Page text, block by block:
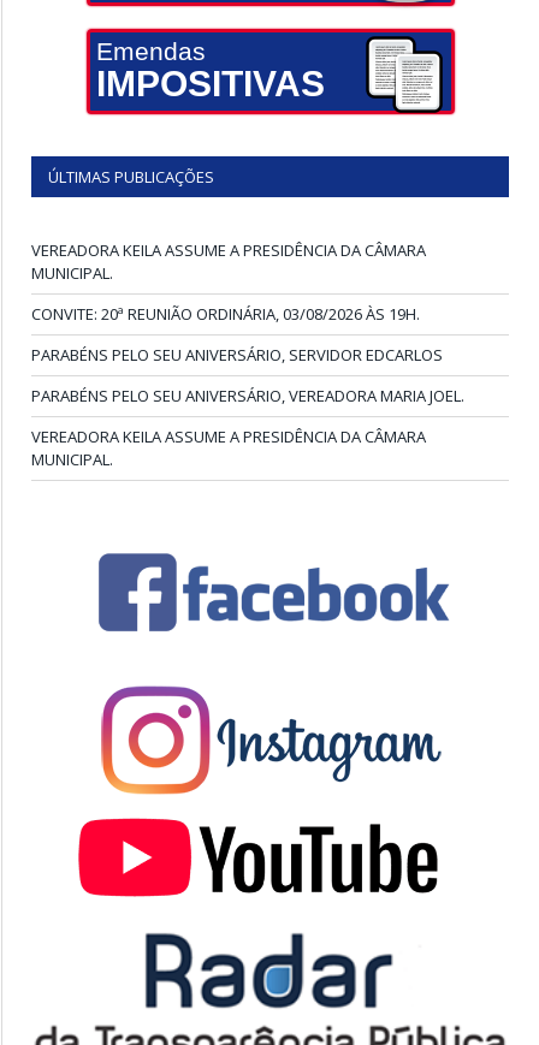
Emendas
IMPOSITIVAS
ÚLTIMAS PUBLICAÇÕES
VEREADORA KEILA ASSUME A PRESIDÊNCIA DA CÂMARA
MUNICIPAL.
CONVITE: 20ª REUNIÃO ORDINÁRIA, 03/08/2026 ÀS 19H.
PARABÉNS PELO SEU ANIVERSÁRIO, SERVIDOR EDCARLOS
PARABÉNS PELO SEU ANIVERSÁRIO, VEREADORA MARIA JOEL.
VEREADORA KEILA ASSUME A PRESIDÊNCIA DA CÂMARA
MUNICIPAL.